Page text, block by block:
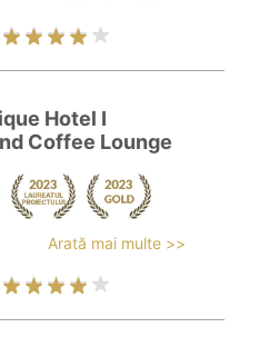
Hotel I
Coffee Lounge
Arată mai multe >>